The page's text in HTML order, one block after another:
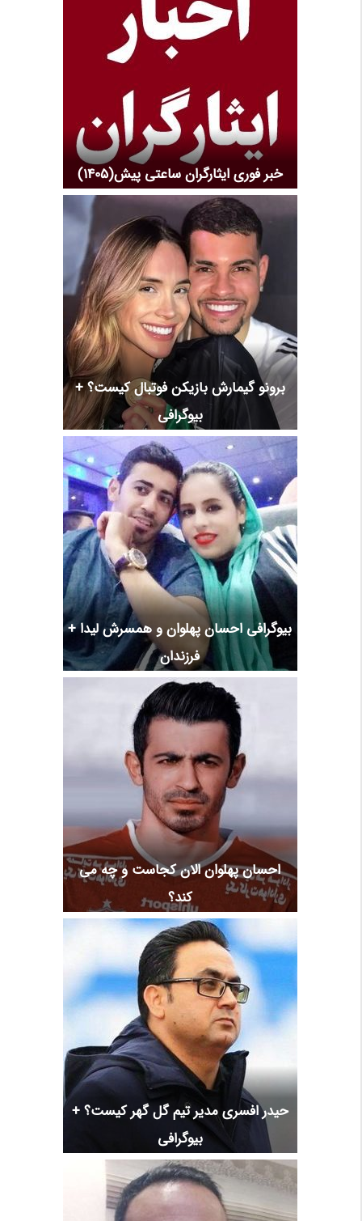
خبر فوری ایثارگران ساعتی پیش(1405)
برونو گیمارش بازیکن فوتبال کیست؟ +
بیوگرافی
بیوگرافی احسان پهلوان و همسرش لیدا +
فرزندان
احسان پهلوان الان کجاست و چه می
کند؟
حیدر افسری مدیر تیم گل گهر کیست؟ +
بیوگرافی